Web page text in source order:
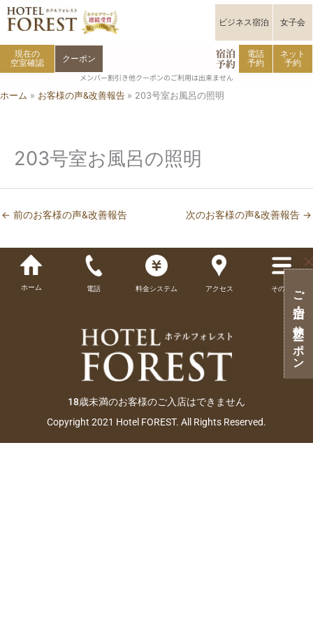
内
容
プ
ビジネス宿泊 女子会
現在の
空室確認
クーポン 宿泊
予約
電話
予約
ネット
予約
メンバー割引き他クーポンのご利用は出来ません
ホーム
お客様の声&改善報告 203号室お風呂の照明
203号室お風呂の照明
← 前のお客様の声&改善報告 次のお客様の声&改善報告 →
ホーム 電話 料金システム アクセス その他
18歳未満のお客様のご入店はできません
Copyright 2021 Hotel FOREST. All Rights Reserved.
ご宿泊・ご休憩クーポン